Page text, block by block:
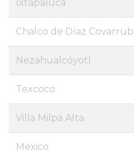
Ixtapaluca
Chalco de Díaz
Nezahualcóyotl
Texcoco
Villa Milpa Alta
Mexico